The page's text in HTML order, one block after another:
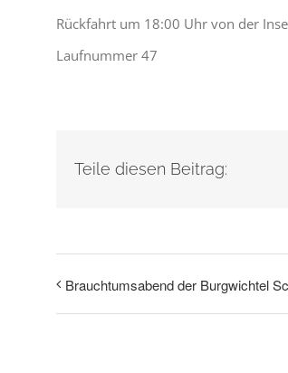
Rückfahrt um 18:00 Uhr von der
Laufnummer 47
Teile diesen Beitrag:
Brauchtumsabend der Burgwichtel